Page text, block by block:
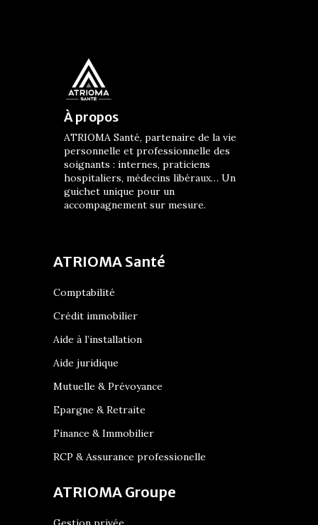
À propos
ATRIOMA Santé, partenaire de la vie
personnelle et professionnelle des
soignants : internes, praticiens
hospitaliers, médecins libéraux… Un
guichet unique pour un
accompagnement sur mesure.
ATRIOMA Santé
Comptabilité
Crédit immobilier
Aide à l’installation
Aide juridique
Mutuelle & Prévoyance
Epargne & Retraite
Finance & Immobilier
RCP & Assurance professionelle
ATRIOMA Groupe